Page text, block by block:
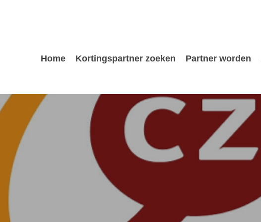
Home Kortingspartner zoeken Partner worden